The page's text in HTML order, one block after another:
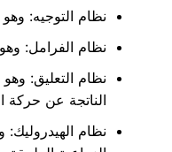
نظام التوجيه:
نظام الفرامل:
نظام التعليق:
الناتجة عن حركة
نظام